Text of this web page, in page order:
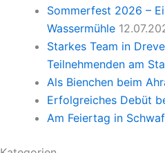
Sommerfest 2026 –
Wassermühle
Starkes Team in
Teilnehmenden am
Als Bienchen beim
Erfolgreiches Debüt
Am Feiertag in
Kategorien